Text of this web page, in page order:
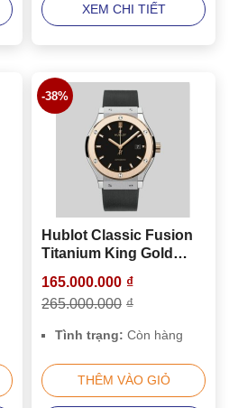
XEM CHI TIẾT
Hublot Classic Fusion
Titanium King Gold
165.000.000 ₫
265.000.000 ₫
Tình trạng: Còn hàng
THÊM VÀO GIỎ
-38%